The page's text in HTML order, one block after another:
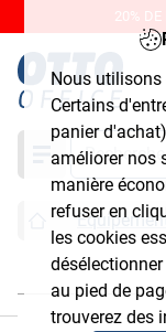
Nous utilisons
Certains
panier
améliorer nos
manière
refuser en
les cookies
au pied de
trouverez des
20% DE
Chercher